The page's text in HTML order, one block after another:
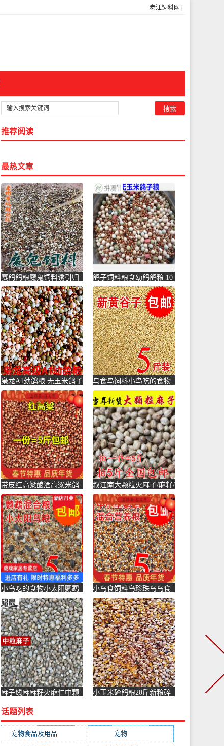
老江饲料网
推荐阅读
最热文章
赛鸽鸽粮魔鬼饲料诱引归
巢信鸽鸽粮训放用比赛鸽
高能量-鸽饲料(蓝朋友旗
舰店仅售43.2元)
鸽子饲料粮食幼鸽鸽粮 10
斤 鸽粮10斤 鸽食鸽粮-鸽
饲料(拼凑旗舰店仅售
35.34元)
枭龙A1幼鸽粮 无玉米鸽子
粮 信鸽子饲料 50斤装-鸽
饲料(冲刺凯杰五金专营店
仅售171.72元)
乌食鸟饲料小鸟吃的食物
麻雀鸟食小鹦鹉鸽子颗粒
201-鸽饲料(蕴橙汇家居专
营店仅售19.4元)
带皮红高粱酿酒高粱米鸽
粮鸽子斑鸪鹦鹉仓鼠饲料
鸟粮食-鸽饲料(励冠家居
专营店仅售11.7元)
叙江南大颗粒火麻子/麻籽/
火麻仁鹦鹉鸟粮饲料仓鼠
松-鸽饲料(叙江南旗舰店
仅售35.76元)
小鸟吃的食物小太阳鹦鹉
饲料鹧鸪鸟鸟粮鸽子食观
赏鸽鸟-鸽饲料(载载家居
专营店仅售15.01元)
小鸟食饲料鸟珍珠鸟鸟食
吃的食物食料金丝雀鸟鸽
子食小-鸽饲料(励冠家居
专营店仅售17.82元)
麻子线麻麻籽火麻仁中颗
粮鸽子-鸽饲料(励冠家居
专营店仅售15.66元)
小玉米碴鸽粮20斤新粮碎
店仅售62.85元)
话题列表
宠物食品及用品 宠物(1231)